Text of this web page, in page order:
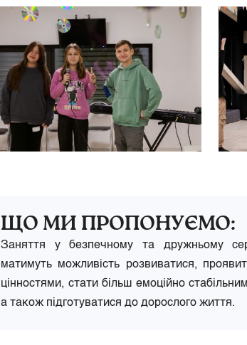
ЩО МИ ПРОПОНУЄМО:
Заняття у безпечному та дружньому
матимуть можливість розвиватися,
цінностями, стати більш емоційно
а також підготуватися до дорослого життя.